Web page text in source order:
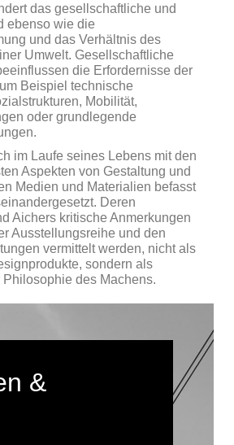
das gesellschaftliche und
ebenso wie die
und das Verhältnis des
Umwelt. Gesellschaftliche
die Erfordernisse der
Beispiel technische
Mobilität,
oder grundlegende
im Laufe seines Lebens mit den
Aspekten von Gestaltung und
Medien und Materialien befasst
Deren
Aichers kritische Anmerkungen
Ausstellungsreihe und den
vermittelt werden, nicht als
sondern als
des Machens.
&